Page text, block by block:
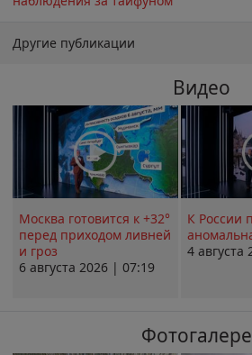
Другие публикации
Видео
Москва готовится к +32°
перед приходом ливней
и гроз
6 августа 2026 | 07:19
К России
4 августа